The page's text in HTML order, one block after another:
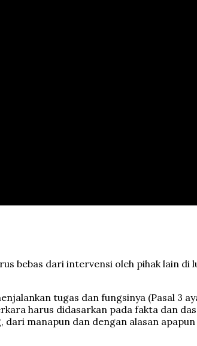
bebas dari intervensi oleh pihak lain di
tugas dan fungsinya (Pasal 3
harus didasarkan pada fakta dan
manapun dan dengan alasan apapun